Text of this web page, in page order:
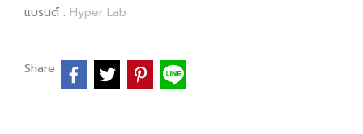
แบรนด์ : Hyper Lab
Share